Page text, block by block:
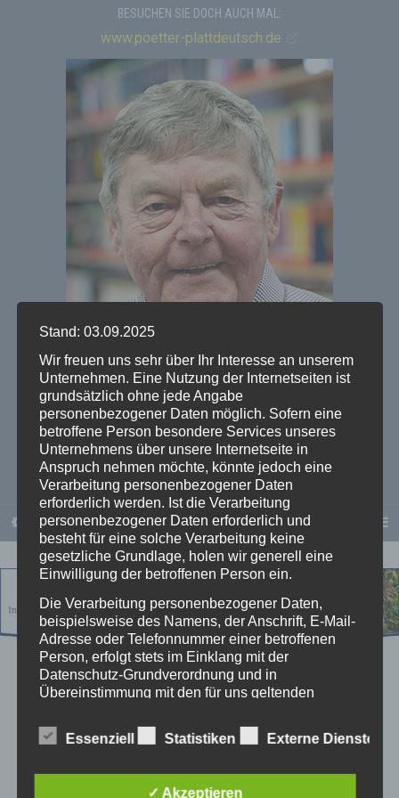
BESUCHEN SIE DOCH AUCH MAL:
www.poetter-plattdeutsch.de
Otto Pötter
PERSÖNLICHKEITSENTWICKLUNG
schoene-orte
Stand: 03.09.2025
Wir freuen uns sehr über Ihr Interesse an unserem
Unternehmen. Eine Nutzung der Internetseiten ist
grundsätzlich ohne jede Angabe
personenbezogener Daten möglich. Sofern eine
betroffene Person besondere Services unseres
Unternehmens über unsere Internetseite in
Anspruch nehmen möchte, könnte jedoch eine
Verarbeitung personenbezogener Daten
erforderlich werden. Ist die Verarbeitung
personenbezogener Daten erforderlich und
besteht für eine solche Verarbeitung keine
gesetzliche Grundlage, holen wir generell eine
Einwilligung der betroffenen Person ein.
Die Verarbeitung personenbezogener Daten,
beispielsweise des Namens, der Anschrift, E-Mail-
Adresse oder Telefonnummer einer betroffenen
Person, erfolgt stets im Einklang mit der
Datenschutz-Grundverordnung und in
Übereinstimmung mit den für uns geltenden
Mittels dieser Datenschutzerklärung möchte unser
Unternehmen die Öffentlichkeit über Art, Umfang
Essenziell Statistiken Externe Dienste
✓ Akzeptieren